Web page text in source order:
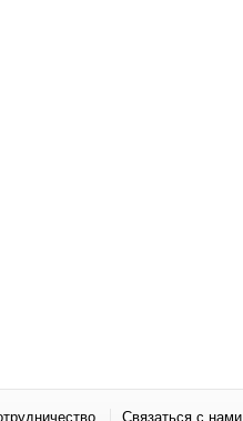
Связаться с нами